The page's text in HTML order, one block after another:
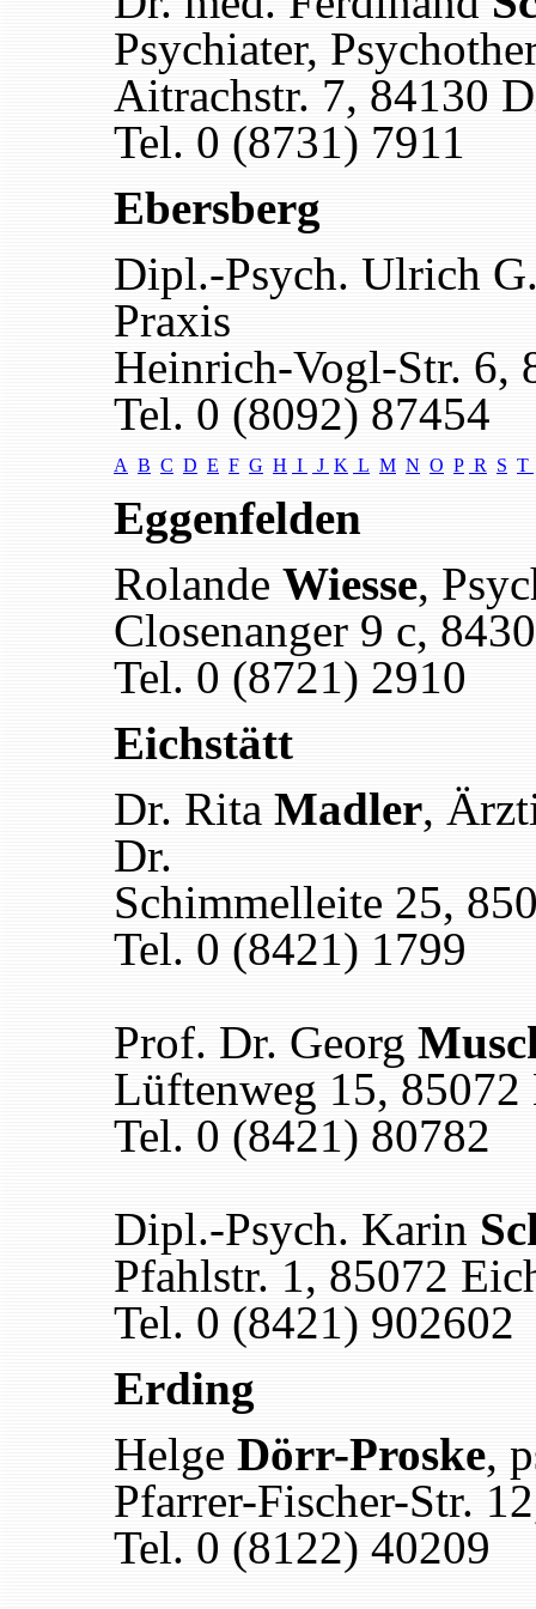
Psychiater,
Aitrachstr. 7, 84130
Tel. 0 (8731) 7911
Ebersberg
Dipl.-Psych. Ulrich
Praxis
Heinrich-Vogl-Str. 6,
Tel. 0 (8092) 87454
A B C D E F G H I J K L M N O P R S T
Eggenfelden
Rolande Wiesse,
Closenanger 9 c,
Tel. 0 (8721) 2910
Eichstätt
Dr. Rita Madler,
Dr.
Schimmelleite 25,
Tel. 0 (8421) 1799
Prof. Dr. Georg
Lüftenweg 15, 85072
Tel. 0 (8421) 80782
Dipl.-Psych. Karin
Pfahlstr. 1, 85072
Tel. 0 (8421) 902602
Erding
Helge Dörr-Proske,
Pfarrer-Fischer-Str.
Tel. 0 (8122) 40209